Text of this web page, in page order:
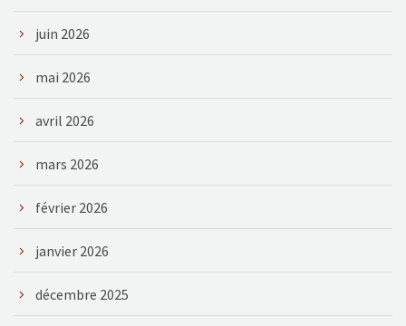
juin 2026
mai 2026
avril 2026
mars 2026
février 2026
janvier 2026
décembre 2025